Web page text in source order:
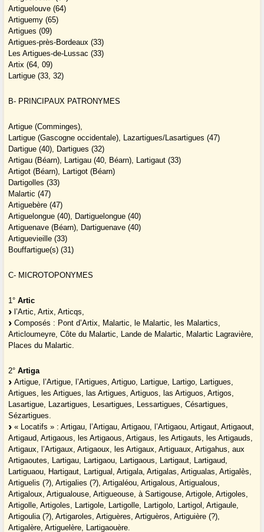
Artiguelouve (64)
Artiguemy (65)
Artigues (09)
Artigues-près-Bordeaux (33)
Les Artigues-de-Lussac (33)
Artix (64, 09)
Lartigue (33, 32)
B- PRINCIPAUX PATRONYMES
Artigue (Comminges),
Lartigue (Gascogne occidentale), Lazartigues/Lasartigues (47)
Dartigue (40), Dartigues (32)
Artigau (Béarn), Lartigau (40, Béarn), Lartigaut (33)
Artigot (Béarn), Lartigot (Béarn)
Dartigolles (33)
Malartic (47)
Artiguebère (47)
Artiguelongue (40), Dartiguelongue (40)
Artiguenave (Béarn), Dartiguenave (40)
Artiguevieille (33)
Bouffartigue(s) (31)
C- MICROTOPONYMES
1°Artic
l’Artic, Artix, Articqs,
Composés : Pont d’Artix, Malartic, le Malartic, les Malartics,
Articloumeyre, Côte du Malartic, Lande de Malartic, Malartic Lagravière,
Places du Malartic.
2°Artiga
Artigue, l’Artigue, l’Artigues, Artiguo, Lartigue, Lartigo, Lartigues,
Artigues, les Artigues, las Artigues, Artiguos, las Artiguos, Artigos,
Lasartigue, Lazartigues, Lesartigues, Lessartigues, Césartigues,
Sézartigues.
« Locatifs » : Artigau, l’Artigau, Artigaou, l’Artigaou, Artigaut, Artigaout,
Artigaud, Artigaous, les Artigaous, Artigaus, les Artigauts, les Artigauds,
Artigaux, l’Artigaux, Artigaoux, les Artigaux, Artiguaux, Artigahus, aux
Artigaoutes, Lartigau, Lartigaou, Lartigaous, Lartigaut, Lartigaud,
Lartiguaou, Hartigaut, Lartigual, Artigala, Artigalas, Artigualas, Artigalès,
Artiguelis (?), Artigalies (?), Artigaléou, Artigalous, Artigualous,
Artigaloux, Artigualouse, Artigueouse, à Sartigouse, Artigole, Artigoles,
Artigolle, Artigoles, Lartigole, Lartigolle, Lartigolo, Lartigol, Artigaule,
Artigoulia (?), Artigaroles, Artiguères, Artiguèros, Artiguière (?),
Artigalère, Artiguelère, Lartigaouère.